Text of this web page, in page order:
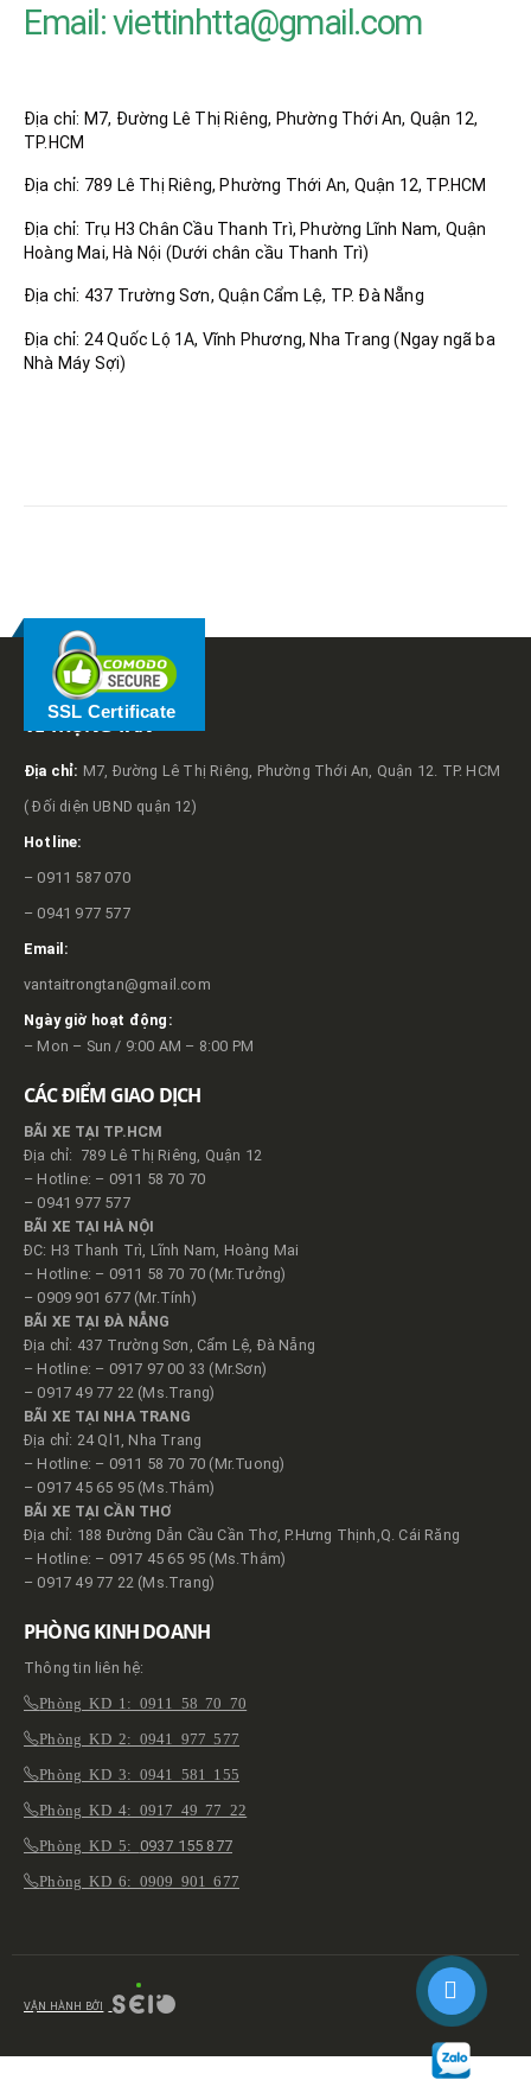
Email:viettinhtta@gmail.com
Địa chỉ: M7, Đường Lê Thị Riêng, Phường Thới An, Quận 12,
TP.HCM
Địa chỉ: 789 Lê Thị Riêng, Phường Thới An, Quận 12, TP.HCM
Địa chỉ: Trụ H3 Chân Cầu Thanh Trì, Phường Lĩnh Nam, Quận
Hoàng Mai, Hà Nội (Dưới chân cầu Thanh Trì)
Địa chỉ: 437 Trường Sơn, Quận Cẩm Lệ, TP. Đà Nẵng
Địa chỉ: 24 Quốc Lộ 1A, Vĩnh Phương, Nha Trang (Ngay ngã ba
Nhà Máy Sợi)
SSL Certificate
VỀ TRỌNG TẤN
Địa chỉ: M7, Đường Lê Thị Riêng, Phường Thới An, Quận 12. TP. HCM
( Đối diện UBND quận 12)
Hotline:
– 0911 587 070
– 0941 977 577
Email:
vantaitrongtan@gmail.com
Ngày giờ hoạt động:
– Mon – Sun / 9:00 AM – 8:00 PM
CÁC ĐIỂM GIAO DỊCH
BÃI XE TẠI TP.HCM
Địa chỉ: 789 Lê Thị Riêng, Quận 12
– Hotline: – 0911 58 70 70
– 0941 977 577
BÃI XE TẠI HÀ NỘI
ĐC: H3 Thanh Trì, Lĩnh Nam, Hoàng Mai
– Hotline: – 0911 58 70 70 (Mr.Tưởng)
– 0909 901 677 (Mr.Tính)
BÃI XE TẠI ĐÀ NẴNG
Địa chỉ: 437 Trường Sơn, Cẩm Lệ, Đà Nẵng
– Hotline: – 0917 97 00 33 (Mr.Sơn)
– 0917 49 77 22 (Ms.Trang)
BÃI XE TẠI NHA TRANG
Địa chỉ: 24 Ql1, Nha Trang
– Hotline: – 0911 58 70 70 (Mr.Tuong)
– 0917 45 65 95 (Ms.Thắm)
BÃI XE TẠI CẦN THƠ
Địa chỉ: 188 Đường Dẫn Cầu Cần Thơ, P.Hưng Thịnh,Q. Cái Răng
– Hotline: – 0917 45 65 95 (Ms.Thắm)
– 0917 49 77 22 (Ms.Trang)
PHÒNG KINH DOANH
Thông tin liên hệ:
Phòng KD 1: 0911 58 70 70
Phòng KD 2: 0941 977 577
Phòng KD 3: 0941 581 155
Phòng KD 4: 0917 49 77 22
Phòng KD 5: 0937 155 877
Phòng KD 6: 0909 901 677
VẬN HÀNH BỞI